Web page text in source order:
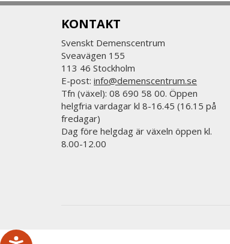
KONTAKT
Svenskt Demenscentrum
Sveavägen 155
113 46 Stockholm
E-post: info@demenscentrum.se
Tfn (växel): 08 690 58 00. Öppen
helgfria vardagar kl 8-16.45 (16.15 på
fredagar)
Dag före helgdag är växeln öppen kl.
8.00-12.00